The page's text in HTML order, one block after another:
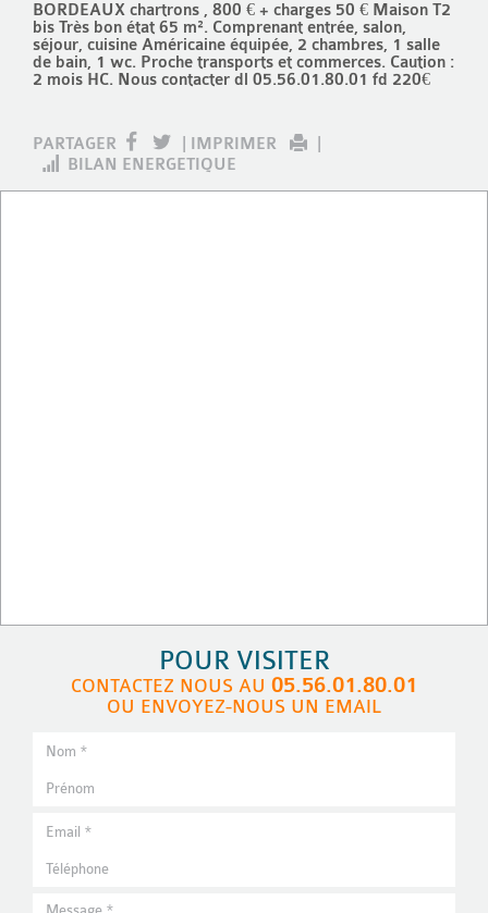
BORDEAUX chartrons , 800 € + charges 50 € Maison T2
bis Très bon état 65 m². Comprenant entrée, salon,
séjour, cuisine Américaine équipée, 2 chambres, 1 salle
de bain, 1 wc. Proche transports et commerces. Caution :
2 mois HC. Nous contacter dl 05.56.01.80.01 fd 220€
PARTAGER IMPRIMER
BILAN ENERGETIQUE
POUR VISITER
CONTACTEZ NOUS AU 05.56.01.80.01
OU ENVOYEZ-NOUS UN EMAIL